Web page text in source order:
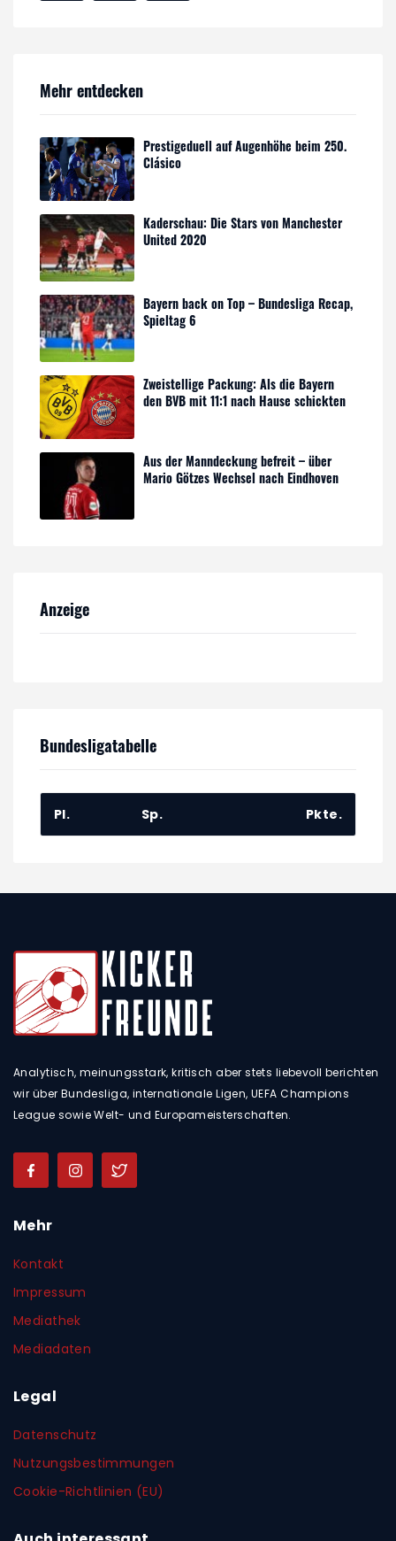
Mehr entdecken
Prestigeduell auf Augenhöhe beim 250.
Clásico
Kaderschau: Die Stars von Manchester
United 2020
Bayern back on Top – Bundesliga Recap,
Spieltag 6
Zweistellige Packung: Als die Bayern
den BVB mit 11:1 nach Hause schickten
Aus der Manndeckung befreit – über
Mario Götzes Wechsel nach Eindhoven
Anzeige
Bundesligatabelle
Pl. Sp. Pkte.
Analytisch, meinungsstark, kritisch aber stets liebevoll berichten
wir über Bundesliga, internationale Ligen, UEFA Champions
League sowie Welt- und Europameisterschaften.
Mehr
Kontakt
Impressum
Mediathek
Mediadaten
Legal
Datenschutz
Nutzungsbestimmungen
Cookie-Richtlinien (EU)